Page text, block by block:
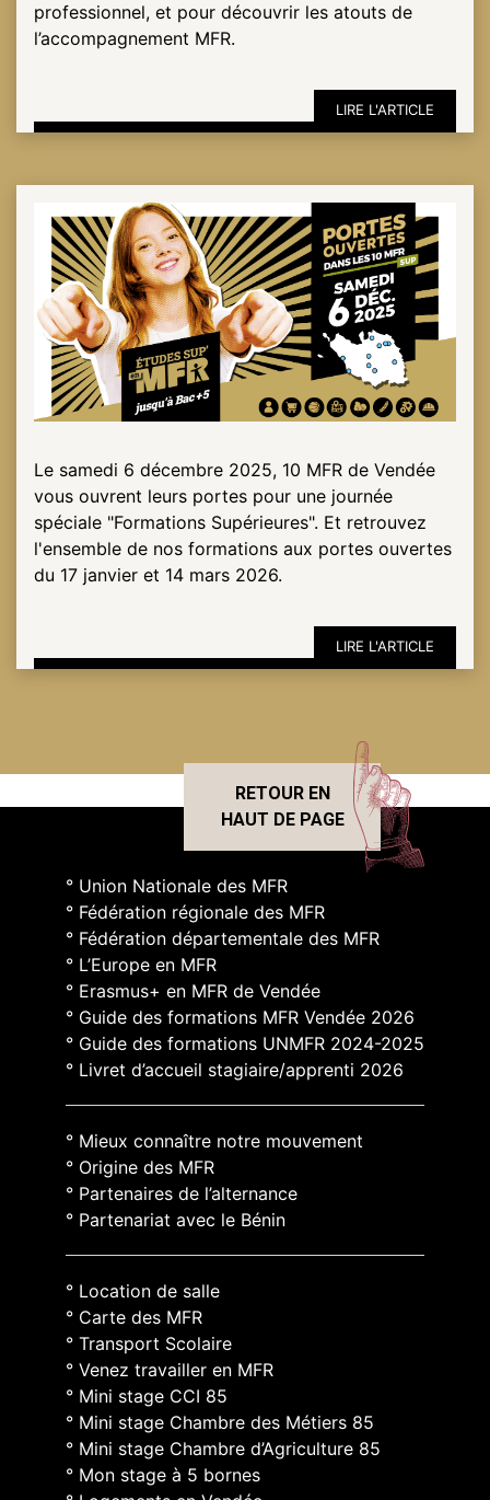
professionnel, et pour découvrir les atouts de
l’accompagnement MFR.
LIRE L'ARTICLE
Le samedi 6 décembre 2025, 10 MFR de Vendée
vous ouvrent leurs portes pour une journée
spéciale "Formations Supérieures". Et retrouvez
l'ensemble de nos formations aux portes ouvertes
du 17 janvier et 14 mars 2026.
LIRE L'ARTICLE
RETOUR EN
HAUT DE PAGE
° Union Nationale des MFR
° Fédération régionale des MFR
° Fédération départementale des MFR
° L’Europe en MFR
° Erasmus+ en MFR de Vendée
° Guide des formations MFR Vendée 2026
° Guide des formations UNMFR 2024-2025
° Livret d’accueil stagiaire/apprenti 2026
° Mieux connaître notre mouvement
° Origine des MFR
° Partenaires de l’alternance
° Partenariat avec le Bénin
° Location de salle
° Carte des MFR
° Transport Scolaire
° Venez travailler en MFR
° Mini stage CCI 85
° Mini stage Chambre des Métiers 85
° Mini stage Chambre d’Agriculture 85
° Mon stage à 5 bornes